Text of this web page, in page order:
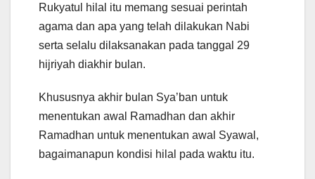
Rukyatul hilal itu memang sesuai perintah
agama dan apa yang telah dilakukan Nabi
serta selalu dilaksanakan pada tanggal 29
hijriyah diakhir bulan.
Khususnya akhir bulan Sya’ban untuk
menentukan awal Ramadhan dan akhir
Ramadhan untuk menentukan awal Syawal,
bagaimanapun kondisi hilal pada waktu itu.